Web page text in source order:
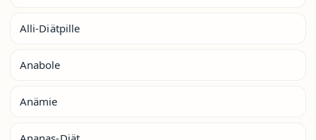
Alli-Diätpille
Anabole
Anämie